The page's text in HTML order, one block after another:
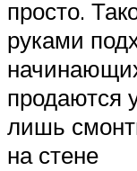
просто.
руками
продаются
лишь
на стене